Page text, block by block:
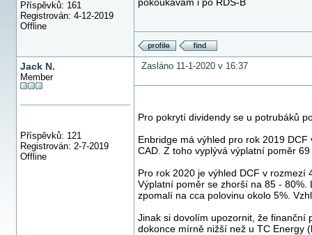
Příspěvků: 161
Registrován: 4-12-2019
Offline
Jack N.
Member
Příspěvků: 121
Registrován: 2-7-2019
Offline
Zasláno 11-1-2020 v 16:37
Pro pokrytí dividendy se u potrubáků
Enbridge má výhled pro rok 2019
CAD. Z toho vyplývá výplatní poměr
Pro rok 2020 je výhled DCF v rozmezí
Výplatní poměr se zhorší na 85 -
zpomalí na cca polovinu okolo 5%.
Jinak si dovolím upozornit, že finanční
dokonce mírně nižší než u TC Energy